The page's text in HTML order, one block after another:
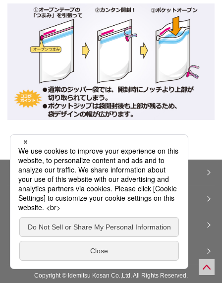
個人情報保護方針（プライバシーポリシー）
特定個人情報（マイナンバー）保護方針（PDF）
サイトのご利用にあたって
Copyright © Idemitsu Kosan Co.,Ltd. All Rights Reserved.